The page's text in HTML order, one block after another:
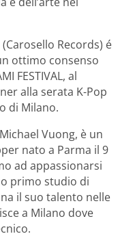
(Carosello Records) é
ottimo consenso
FESTIVAL, al
alla serata K-Pop
di Milano.
Vuong, è un
nato a Parma il 9
ad appassionarsi
primo studio di
il suo talento nelle
a Milano dove